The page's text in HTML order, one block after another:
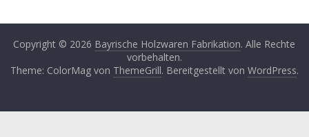
Copyright © 2026 Bayrische Holzwaren Fabrikation. Alle Rechte
vorbehalten.
Theme: ColorMag von ThemeGrill. Bereitgestellt von WordPress.